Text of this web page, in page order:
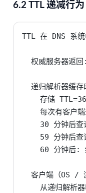
6.2 TTL 递减行为
TTL 在 DNS 系统
权威服务器返
递归解析器缓存
存储
每次有客户
30 分钟后
59 分钟后
60 分钟后:
客户端（OS /
从递归解析